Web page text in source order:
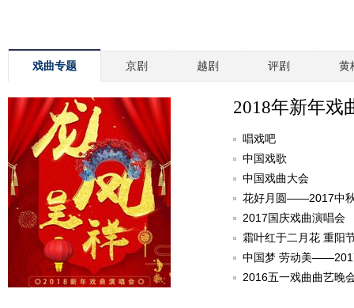
戏曲专题 京剧 越剧 评剧 黄
2018年新年戏
唱戏吧
中国戏歌
中国戏曲大会
花好月圆——2017中
2017国庆戏曲演唱会
霜叶红于二月花 重阳
中国梦 劳动美
2016五一戏曲曲艺晚